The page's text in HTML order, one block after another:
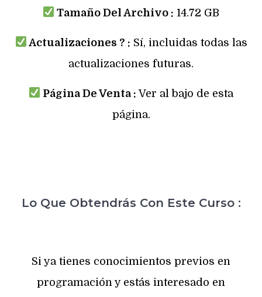
Tamaño Del Archivo : 14.72 GB
Actualizaciones ? : Sí, incluidas todas las
actualizaciones futuras.
Página De Venta : Ver al bajo de esta
página.
Lo Que Obtendrás Con Este Curso :
Si ya tienes conocimientos previos en
programación y estás interesado en